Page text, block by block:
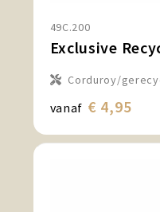
49C.200
Exclusive
Corduroy/
vanaf € 4,95